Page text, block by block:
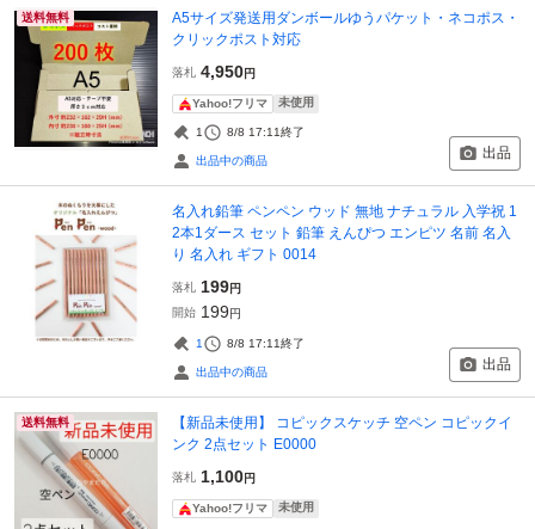
送料無料
A5サイズ発送用ダンボールゆうパケット・ネコポス・
クリックポスト対応
落札 4,950円
Yahoo!フリマ 未使用
1 8/8 17:11終了
出品中の商品 出品
名入れ鉛筆 ペンペン ウッド 無地 ナチュラル 入学祝 1
2本1ダース セット 鉛筆 えんぴつ エンピツ 名前 名入
り 名入れ ギフト 0014
落札 199円
開始 199円
1 8/8 17:11終了
出品中の商品 出品
送料無料
【新品未使用】 コピックスケッチ 空ペン コピックイ
ンク 2点セット E0000
落札 1,100円
Yahoo!フリマ 未使用